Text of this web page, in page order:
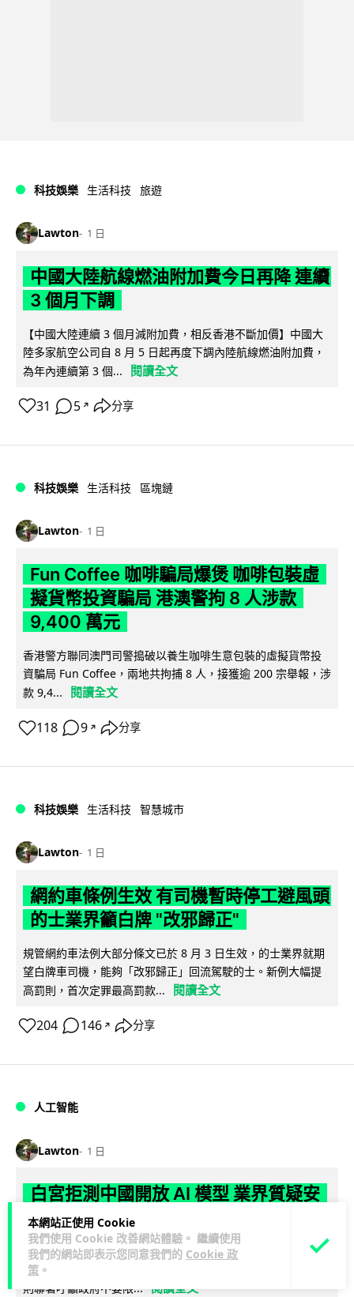
本網站正使用 Cookie
我們使用 Cookie 改善網站體驗。 繼續使用
我們的網站即表示您同意我們的 Cookie 政
策 。
科技娛樂 生活科技 旅遊
Lawton 1 日
中國大陸航線燃油附加費今日再降 連續
3 個月下調
【中國大陸連續 3 個月減附加費，相反香港不斷加價】中國大
陸多家航空公司自 8 月 5 日起再度下調內陸航線燃油附加費，
為年內連續第 3 個...
閱讀全文
31 5 ↗ 分享
科技娛樂 生活科技 區塊鏈
Lawton 1 日
Fun Coffee 咖啡騙局爆煲 咖啡包裝虛
擬貨幣投資騙局 港澳警拘 8 人涉款
9,400 萬元
香港警方聯同澳門司警搗破以養生咖啡生意包裝的虛擬貨幣投
資騙局 Fun Coffee，兩地共拘捕 8 人，接獲逾 200 宗舉報，涉
款 9,4...
閱讀全文
118 9 ↗ 分享
科技娛樂 生活科技 智慧城市
Lawton 1 日
網約車條例生效 有司機暫時停工避風頭
的士業界籲白牌 "改邪歸正"
規管網約車法例大部分條文已於 8 月 3 日生效，的士業界就期
望白牌車司機，能夠「改邪歸正」回流駕駛的士。新例大幅提
高罰則，首次定罪最高罰款...
閱讀全文
204 146 ↗ 分享
人工智能
Lawton 1 日
白宮拒測中國開放 AI 模型 業界質疑安
全框架選擇性執行
彭博社報道，白宮通知美國頂尖 AI 公司，中國開發的開放權重
模型將不納入特朗普政府新 AI 安全框架的測試範圍。美國業界
則聯署呼籲政府不要限... 閱讀全文